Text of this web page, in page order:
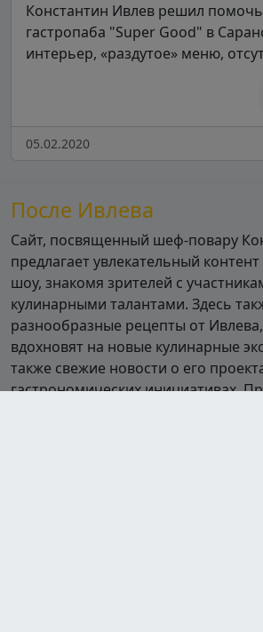
Константин Ивлев решил
гастропаба "Super Good" в
интерьер, «раздутое» меню,
05.02.2020
После Ивлева
Сайт, посвященный шеф-повару
предлагает увлекательный
шоу, знакомя зрителей с
кулинарными талантами. Здесь
разнообразные рецепты от
вдохновят на новые кулинарные
также свежие новости о его
гастрономических инициативах.